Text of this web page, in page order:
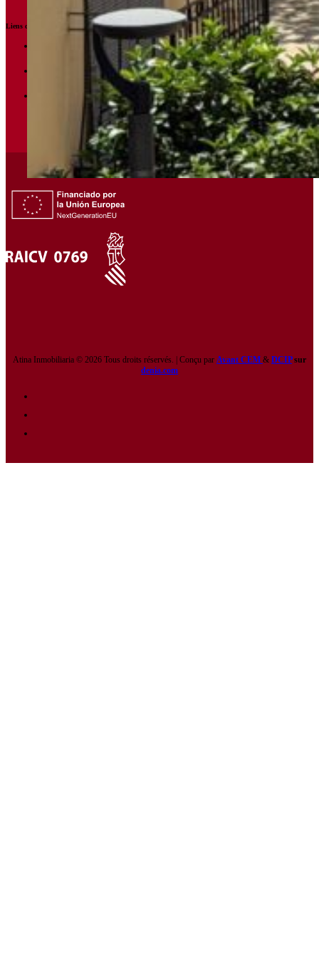
Liens d'intérêt
Politique en matière de cookies
Politique de confidentialité
Atina Inmobiliaria © 2026 Tous droits réservés. | Conçu par Avant CEM & DCIPsur
denia.com